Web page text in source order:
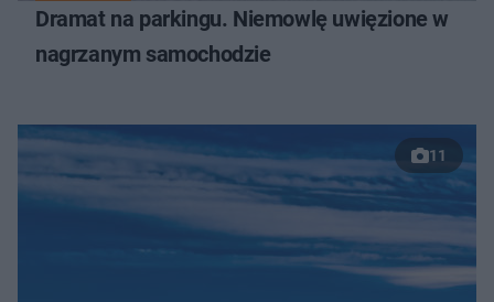
Dramat na parkingu. Niemowlę uwięzione w
nagrzanym samochodzie
11